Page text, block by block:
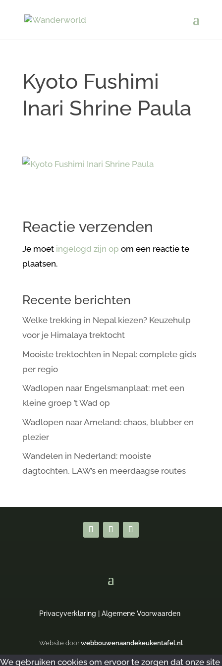
Kyoto Fushimi
Inari Shrine Paula
Reactie verzenden
Je moet ingelogd zijn op om een reactie te
plaatsen.
Recente berichten
Welke trekking in Nepal kiezen? Keuzehulp
voor je Himalaya trektocht
Mooiste trektochten in Nepal: complete gids
per regio
Wadlopen naar Engelsmanplaat: met een
kleine groep ’t Wad op
Wadlopen naar Ameland: chaos, blubber en
plezier
Wandelen in Nederland: mooiste
dagtochten, LAW’s en meerdaagse routes
Privacyverklaring |Algemene Voorwaarden
Website doorwebbouwenaandekeukentafel.nl
We gebruiken cookies om ervoor te zorgen dat onze site